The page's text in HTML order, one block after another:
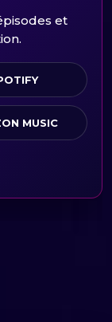
et
MUSIC